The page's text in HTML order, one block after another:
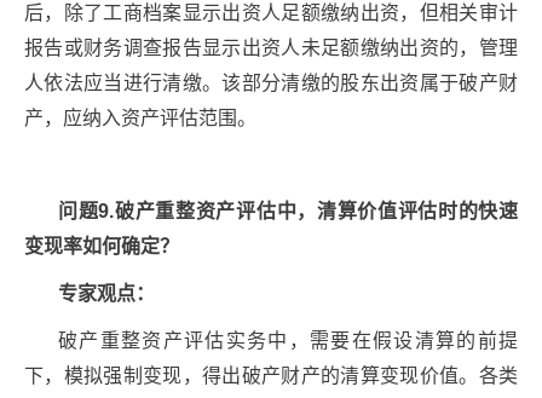
后，除了工商档案显示出资人足额缴纳出资，但相关审计
报告或财务调查报告显示出资人未足额缴纳出资的，管理
人依法应当进行清缴。该部分清缴的股东出资属于破产财
产，应纳入资产评估范围。
问题9.破产重整资产评估中，清算价值评估时的快速
变现率如何确定？
专家观点：
破产重整资产评估实务中，需要在假设清算的前提
下，模拟强制变现，得出破产财产的清算变现价值。各类